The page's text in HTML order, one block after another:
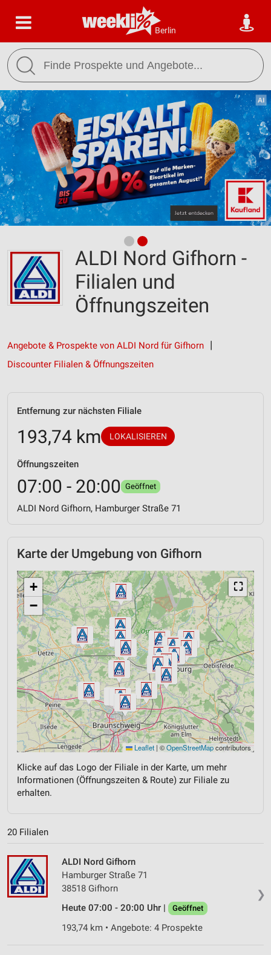
Berlin
ALDI Nord Gifhorn -
Filialen und
Öffnungszeiten
Angebote & Prospekte von ALDI Nord für Gifhorn
Discounter Filialen & Öffnungszeiten
Entfernung zur nächsten Filiale
193,74 km LOKALISIEREN
Öffnungszeiten
07:00 - 20:00 Geöffnet
ALDI Nord Gifhorn, Hamburger Straße 71
Karte der Umgebung von Gifhorn
⛶
+
−
Leaflet | ©OpenStreetMapcontributors
Klicke auf das Logo der Filiale in der Karte, um mehr
Informationen (Öffnungszeiten & Route) zur Filiale zu
erhalten.
20 Filialen
❯
ALDI Nord Gifhorn
Hamburger Straße 71
38518 Gifhorn
Heute 07:00 - 20:00 Uhr |
Geöffnet
193,74 km • Angebote: 4 Prospekte